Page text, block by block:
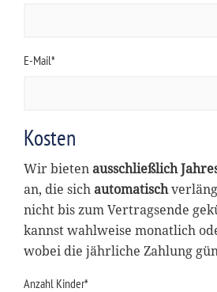
E-Mail*
Kosten
Wir bietenausschließlich
an, die sichautomatisch
nicht bis zum Vertragsende
kannst wahlweise monatlich
wobei die jährliche Zahlung
Anzahl Kinder*